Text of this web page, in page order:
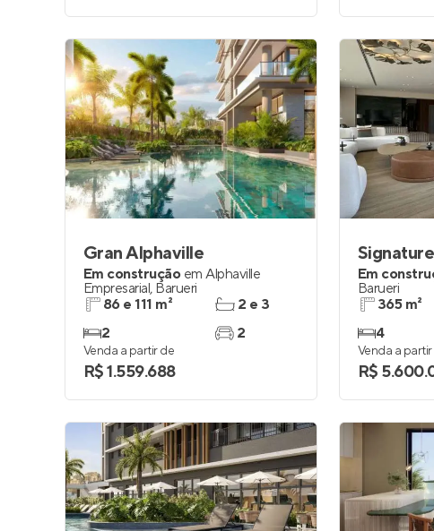
Gran Alphaville
Em construção em Alphaville
Empresarial, Barueri
86 e 111 m²
2
2 e 3
2
Venda a partir de
R$ 1.559.688
Em
Barueri
365 m²
4
Venda a
R$